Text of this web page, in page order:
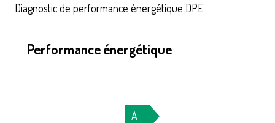
Diagnostic de performance énergétique DPE
Performance énergétique
A